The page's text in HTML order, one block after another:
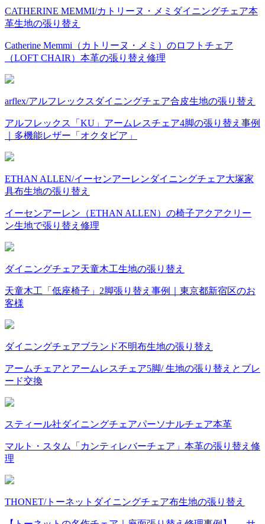
CATHERINE MEMMI/カトリーヌ・メミ ダイニングチェア本
革生地の張り替え
Catherine Memmi（カトリーヌ・メミ）のロフトチェア
（LOFT CHAIR）本革の張り替え修理
arflex/アルフレックス ダイニングチェア合皮生地の張り替え
アルフレックス「KU」アームレスチェア4脚の張り替え事例
｜多機能レザー「オクタビア」
ETHAN ALLEN/イーセンアーレンダイニングチェア大塚家
具布生地の張り替え
イーセンアーレン（ETHAN ALLEN）の椅子アクアクリー
ン生地で張り替え修理
ダイニングチェア天童木工生地の張り替え
天童木工「低座椅子」2脚張り替え事例｜東京都新宿区のお
客様
ダイニングチェアブランド不明布生地の張り替え
アームチェアとアームレスチェア5脚/ 生地の張り替えとブレ
ード交換
スティール社ダイニングチェアパーソナルチェア本革
マルト・スタム「カンティレバーチェア」本革の張り替え修
理
THONET/トーネット ダイニングチェア布生地の張り替え